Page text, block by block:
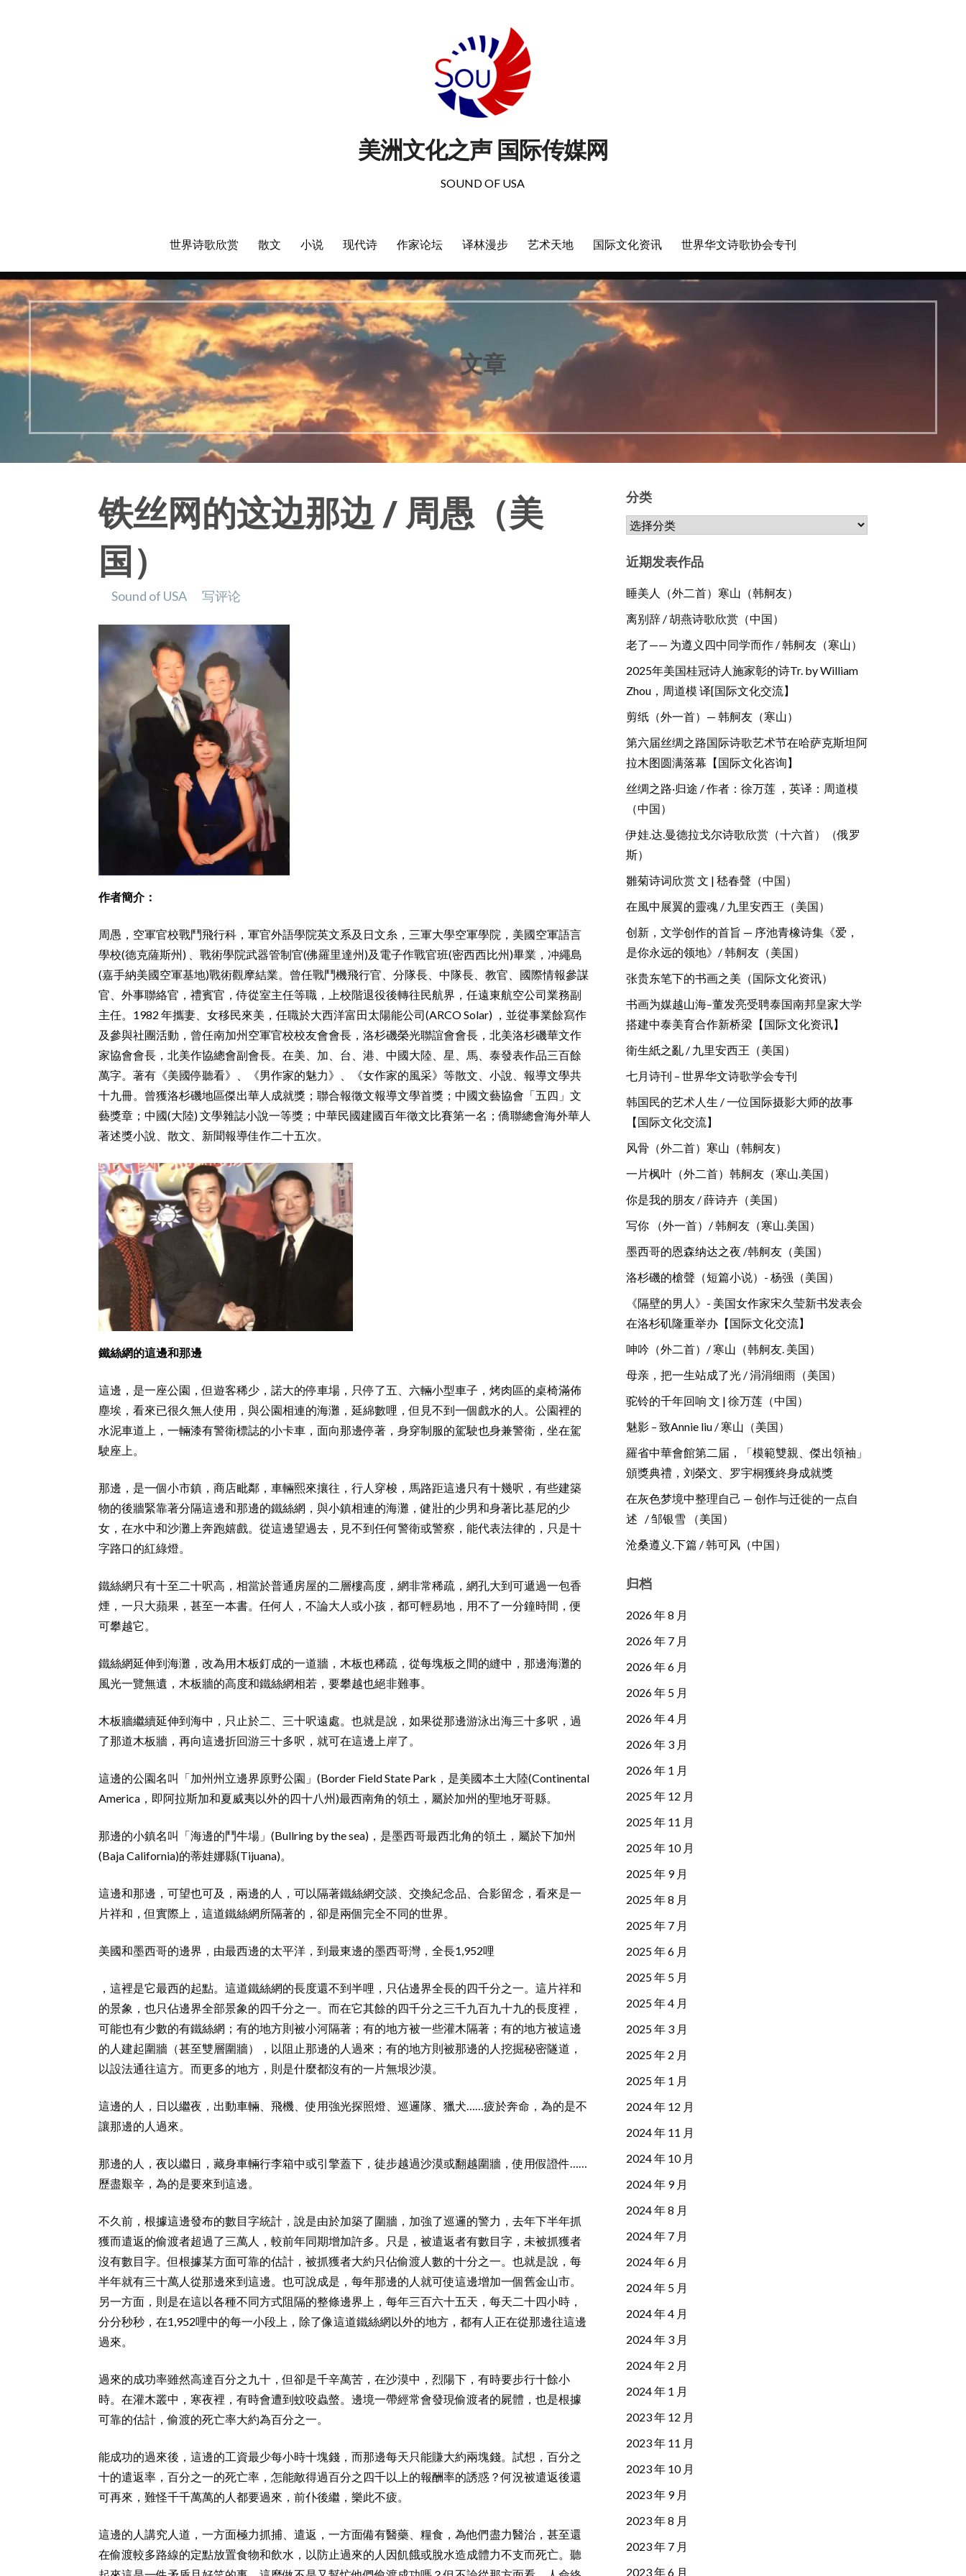
美洲文化之声 国际传媒网
SOUND OF USA
世界诗歌欣赏 散文 小说 现代诗 作家论坛 译林漫步 艺术天地 国际文化资讯 世界华文诗歌协会专刊
文章
铁丝网的这边那边 / 周愚（美
国）
Sound of USA 写评论
作者簡介：
周愚，空軍官校戰鬥飛行科，軍官外語學院英文系及日文糸，三軍大學空軍學院，美國空軍語言
學校(德克薩斯州) 、戰術學院武器管制官(佛羅里達州)及電子作戰官班(密西西比州)畢業，冲繩島
(嘉手納美國空軍基地)戰術觀摩結業。曾任戰鬥機飛行官、分隊長、中隊長、教官、國際情報參謀
官、外事聯絡官，禮賓官，侍從室主任等職，上校階退役後轉往民航界，任遠東航空公司業務副
主任。1982 年攜妻、女移民來美，任職於大西洋富田太陽能公司(ARCO Solar) ，並從事業餘寫作
及參與社團活動，曾任南加州空軍官校校友會會長，洛杉磯榮光聯誼會會長，北美洛杉磯華文作
家協會會長，北美作協總會副會長。在美、加、台、港、中國大陸、星、馬、泰發表作品三百餘
萬字。著有《美國停聽看》、《男作家的魅力》、《女作家的風采》等散文、小說、報導文學共
十九冊。曾獲洛杉磯地區傑出華人成就獎；聯合報徵文報導文學首獎；中國文藝協會「五四」文
藝獎章；中國(大陸) 文學雜誌小說一等獎；中華民國建國百年徵文比賽第一名；僑聯總會海外華人
著述獎小說、散文、新聞報導佳作二十五次。
鐵絲網的這邊和那邊
這邊，是一座公園，但遊客稀少，諾大的停車場，只停了五、六輛小型車子，烤肉區的桌椅滿佈
塵埃，看來已很久無人使用，與公園相連的海灘，延綿數哩，但見不到一個戲水的人。公園裡的
水泥車道上，一輛漆有警衛標誌的小卡車，面向那邊停著，身穿制服的駕駛也身兼警衛，坐在駕
駛座上。
那邊，是一個小市鎮，商店毗鄰，車輛熙來攘往，行人穿梭，馬路距這邊只有十幾呎，有些建築
物的後牆緊靠著分隔這邊和那邊的鐵絲網，與小鎮相連的海灘，健壯的少男和身著比基尼的少
女，在水中和沙灘上奔跑嬉戲。從這邊望過去，見不到任何警衛或警察，能代表法律的，只是十
字路口的紅綠燈。
鐵絲網只有十至二十呎高，相當於普通房屋的二層樓高度，網非常稀疏，網孔大到可遞過一包香
煙，一只大蘋果，甚至一本書。任何人，不論大人或小孩，都可輕易地，用不了一分鐘時間，便
可攀越它。
鐵絲網延伸到海灘，改為用木板釘成的一道牆，木板也稀疏，從每塊板之間的縫中，那邊海灘的
風光一覽無遺，木板牆的高度和鐵絲網相若，要攀越也絕非難事。
木板牆繼續延伸到海中，只止於二、三十呎遠處。也就是說，如果從那邊游泳出海三十多呎，過
了那道木板牆，再向這邊折回游三十多呎，就可在這邊上岸了。
這邊的公園名叫「加州州立邊界原野公園」(Border Field State Park，是美國本土大陸(Continental
America，即阿拉斯加和夏威夷以外的四十八州)最西南角的領土，屬於加州的聖地牙哥縣。
那邊的小鎮名叫「海邊的鬥牛場」(Bullring by the sea)，是墨西哥最西北角的領土，屬於下加州
(Baja California)的蒂娃娜縣(Tijuana)。
這邊和那邊，可望也可及，兩邊的人，可以隔著鐵絲網交談、交換紀念品、合影留念，看來是一
片祥和，但實際上，這道鐵絲網所隔著的，卻是兩個完全不同的世界。
美國和墨西哥的邊界，由最西邊的太平洋，到最東邊的墨西哥灣，全長1,952哩
，這裡是它最西的起點。這道鐵絲網的長度還不到半哩，只佔邊界全長的四千分之一。這片祥和
的景象，也只佔邊界全部景象的四千分之一。而在它其餘的四千分之三千九百九十九的長度裡，
可能也有少數的有鐵絲網；有的地方則被小河隔著；有的地方被一些灌木隔著；有的地方被這邊
的人建起圍牆（甚至雙層圍牆），以阻止那邊的人過來；有的地方則被那邊的人挖掘秘密隧道，
以設法通往這方。而更多的地方，則是什麼都沒有的一片無垠沙漠。
這邊的人，日以繼夜，出動車輛、飛機、使用強光探照燈、巡邏隊、獵犬……疲於奔命，為的是不
讓那邊的人過來。
那邊的人，夜以繼日，藏身車輛行李箱中或引擎蓋下，徒步越過沙漠或翻越圍牆，使用假證件……
歷盡艱辛，為的是要來到這邊。
不久前，根據這邊發布的數目字統計，說是由於加築了圍牆，加強了巡邏的警力，去年下半年抓
獲而遣返的偷渡者超過了三萬人，較前年同期增加許多。只是，被遣返者有數目字，未被抓獲者
沒有數目字。但根據某方面可靠的估計，被抓獲者大約只佔偷渡人數的十分之一。也就是說，每
半年就有三十萬人從那邊來到這邊。也可說成是，每年那邊的人就可使這邊增加一個舊金山市。
另一方面，則是在這以各種不同方式阻隔的整條邊界上，每年三百六十五天，每天二十四小時，
分分秒秒，在1,952哩中的每一小段上，除了像這道鐵絲網以外的地方，都有人正在從那邊往這邊
過來。
過來的成功率雖然高達百分之九十，但卻是千辛萬苦，在沙漠中，烈陽下，有時要步行十餘小
時。在灌木叢中，寒夜裡，有時會遭到蚊咬蟲螫。邊境一帶經常會發現偷渡者的屍體，也是根據
可靠的估計，偷渡的死亡率大約為百分之一。
能成功的過來後，這邊的工資最少每小時十塊錢，而那邊每天只能賺大約兩塊錢。試想，百分之
十的遣返率，百分之一的死亡率，怎能敵得過百分之四千以上的報酬率的誘惑？何況被遣返後還
可再來，難怪千千萬萬的人都要過來，前仆後繼，樂此不疲。
這邊的人講究人道，一方面極力抓捕、遣返，一方面備有醫藥、糧食，為他們盡力醫治，甚至還
在偷渡較多路線的定點放置食物和飲水，以防止過來的人因飢餓或脫水造成體力不支而死亡。聽
分类
近期发表作品
睡美人（外二首）寒山（韩舸友）
离别辞 / 胡燕诗歌欣赏（中国）
老了—— 为遵义四中同学而作 / 韩舸友（寒山）
2025年美国桂冠诗人施家彰的诗Tr. by William
Zhou，周道模 译[国际文化交流】
剪纸（外一首）— 韩舸友（寒山）
第六届丝绸之路国际诗歌艺术节在哈萨克斯坦阿
拉木图圆满落幕【国际文化咨询】
丝绸之路·归途 / 作者：徐万莲 ，英译：周道模
（中国）
伊娃.达.曼德拉戈尔诗歌欣赏（十六首）（俄罗
斯）
雛菊诗词欣赏 文 | 嵇春聲（中国）
在風中展翼的靈魂 / 九里安西王（美国）
创新，文学创作的首旨 — 序池青橡诗集《爱，
是你永远的领地》/ 韩舸友（美国）
张贵东笔下的书画之美（国际文化资讯）
书画为媒越山海–董发亮受聘泰国南邦皇家大学
搭建中泰美育合作新桥梁【国际文化资讯】
衛生紙之亂 / 九里安西王（美国）
七月诗刊 – 世界华文诗歌学会专刊
韩国民的艺术人生 / 一位国际摄影大师的故事
【国际文化交流】
风骨（外二首）寒山（韩舸友）
一片枫叶（外二首）韩舸友（寒山.美国）
你是我的朋友 / 薛诗卉（美国）
写你 （外一首）/ 韩舸友（寒山.美国）
墨西哥的恩森纳达之夜 /韩舸友（美国）
洛杉磯的槍聲（短篇小说）- 杨强（美国）
《隔壁的男人》- 美国女作家宋久莹新书发表会
在洛杉矶隆重举办【国际文化交流】
呻吟（外二首）/ 寒山（韩舸友. 美国）
母亲，把一生站成了光 / 涓涓细雨（美国）
驼铃的千年回响 文 | 徐万莲（中国）
魅影 – 致Annie liu / 寒山（美国）
羅省中華會館第二届，「模範雙親、傑出領袖」
頒獎典禮，刘榮文、罗宇桐獲終身成就獎
在灰色梦境中整理自己 — 创作与迁徙的一点自
述 / 邹银雪 （美国）
沧桑遵义.下篇 / 韩可风（中国）
归档
2026 年 8 月
2026 年 7 月
2026 年 6 月
2026 年 5 月
2026 年 4 月
2026 年 3 月
2026 年 1 月
2025 年 12 月
2025 年 11 月
2025 年 10 月
2025 年 9 月
2025 年 8 月
2025 年 7 月
2025 年 6 月
2025 年 5 月
2025 年 4 月
2025 年 3 月
2025 年 2 月
2025 年 1 月
2024 年 12 月
2024 年 11 月
2024 年 10 月
2024 年 9 月
2024 年 8 月
2024 年 7 月
2024 年 6 月
2024 年 5 月
2024 年 4 月
2024 年 3 月
2024 年 2 月
2024 年 1 月
2023 年 12 月
2023 年 11 月
2023 年 10 月
2023 年 9 月
2023 年 8 月
2023 年 7 月
2023 年 6 月